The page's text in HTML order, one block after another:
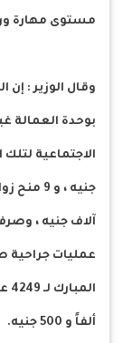
مستوى مهارة
بوحدة العمالة
عمليات جراحية
ألفاً و 500 جنيه.